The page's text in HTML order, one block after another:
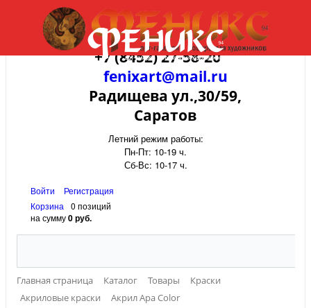
+7 (8452) 27-58-20
fenixart@mail.ru
Радищева ул.,30/59,
Саратов
Летний режим работы:
Пн-Пт: 10-19 ч.
Сб-Вс: 10-17 ч.
Войти
Регистрация
Корзина
0 позиций
на сумму0 руб.
Главная страница Каталог Товары
Краски
Акриловые краски
Акрил Apa Color